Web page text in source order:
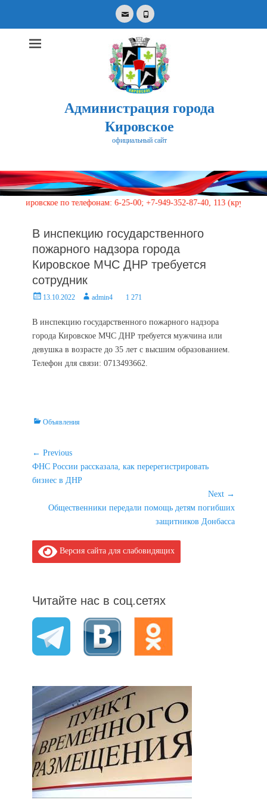
EmailPhone
Администрация города
Кировское
официальный сайт
for:
по телефонам: 6-25-00; +7-949-352-87-40, 113 (круглосуточно)
В инспекцию государственного
пожарного надзора города
Кировское МЧС ДНР требуется
сотрудник
Posted13.10.2022 Authoradmin4 1 271
В инспекцию государственного пожарного надзора
города Кировское МЧС ДНР требуется мужчина или
девушка в возрасте до 35 лет с высшим образованием.
Телефон для связи: 0713493662.
Categories
Объявления
Навигация
по
записям
← Previous
Previous
post:
ФНС России рассказала, как перерегистрировать
бизнес в ДНР
Next →
Общественники передали помощь детям погибших
защитников Донбасса
Версия сайта для слабовидящих
Читайте нас в соц.сетях